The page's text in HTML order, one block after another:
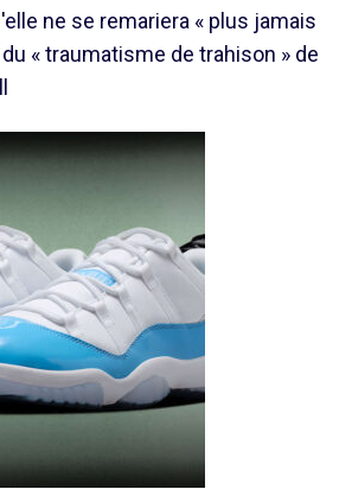
ne se remariera « plus jamais
« traumatisme de trahison » de